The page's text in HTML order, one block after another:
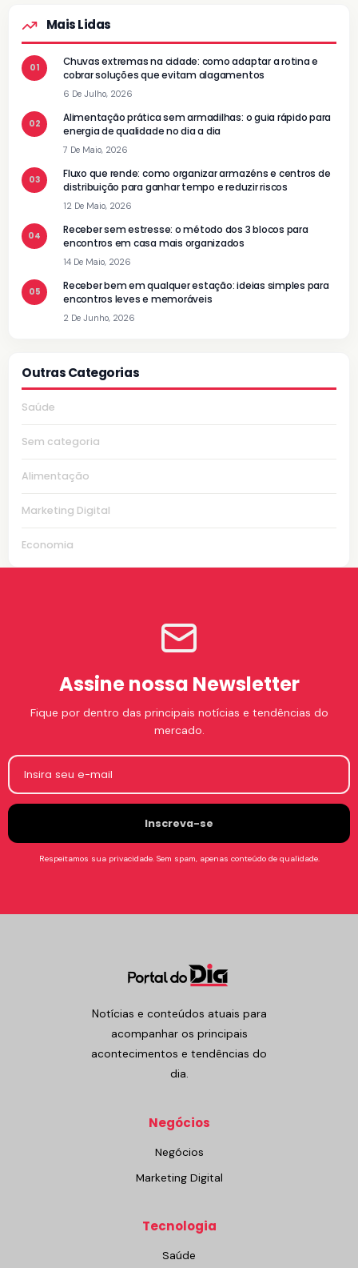
Mais Lidas
01
Chuvas extremas na cidade: como adaptar a rotina e
cobrar soluções que evitam alagamentos
6 De Julho, 2026
02
Alimentação prática sem armadilhas: o guia rápido para
energia de qualidade no dia a dia
7 De Maio, 2026
03
Fluxo que rende: como organizar armazéns e centros de
distribuição para ganhar tempo e reduzir riscos
12 De Maio, 2026
04
Receber sem estresse: o método dos 3 blocos para
encontros em casa mais organizados
14 De Maio, 2026
05
Receber bem em qualquer estação: ideias simples para
encontros leves e memoráveis
2 De Junho, 2026
Outras Categorias
Saúde
Sem categoria
Alimentação
Marketing Digital
Economia
Assine nossa Newsletter
Fique por dentro das principais notícias e tendências do
mercado.
Insira seu e-mail
Respeitamos sua privacidade. Sem spam, apenas conteúdo de qualidade.
Notícias e conteúdos atuais para
acompanhar os principais
acontecimentos e tendências do
dia.
Negócios
Negócios
Marketing Digital
Tecnologia
Saúde